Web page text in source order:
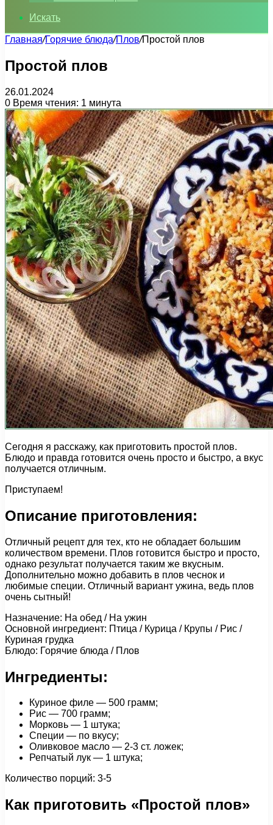
Искать
Главная/Горячие блюда/Плов/Простой плов
Простой плов
26.01.2024
0 Время чтения: 1 минута
Сегодня я расскажу, как приготовить простой плов.
Блюдо и правда готовится очень просто и быстро, а вкус
получается отличным.
Приступаем!
Описание приготовления:
Отличный рецепт для тех, кто не обладает большим
количеством времени. Плов готовится быстро и просто,
однако результат получается таким же вкусным.
Дополнительно можно добавить в плов чеснок и
любимые специи. Отличный вариант ужина, ведь плов
очень сытный!
Назначение: На обед / На ужин
Основной ингредиент: Птица / Курица / Крупы / Рис /
Куриная грудка
Блюдо: Горячие блюда / Плов
Ингредиенты:
Куриное филе — 500 грамм;
Рис — 700 грамм;
Морковь — 1 штука;
Специи — по вкусу;
Оливковое масло — 2-3 ст. ложек;
Репчатый лук — 1 штука;
Количество порций: 3-5
Как приготовить «Простой плов»